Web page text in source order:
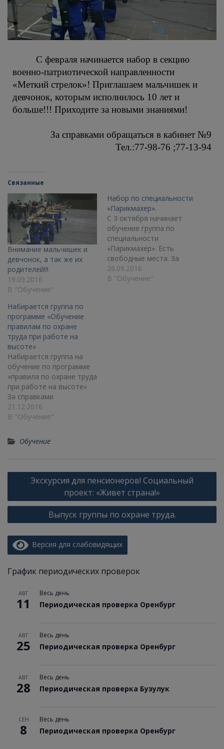
С февраля начинается набор в секцию
военно-патриотической направленности
«Меткий стрелок»! Приглашаем мальчишек и
девчонок, которым исполнилось 10 лет и
больше!!! Приходите за новыми знаниями!
За справками обращаться в кабинет №9
Тел.:77-98-76 ;77-13-94
Связанные
Внимание мальчишек и
девчонок, а так же их
родителей!!!
19.09.2016
В "Обучение"
Набор по специальности
«Парикмахер».
С 3 октября начинает
обучение группа по
специальности
«Парикмахер». Есть
свободные места. За
справками обращаться в
кабинет №9 Тел.:77-98-76
26.09.2016
В "Обучение"
Набирается группа по
программе «Обучение
правилам по охране
труда при работе на
высоте»
Набирается группа на
обучение по программе
«правила по охране труда
при работе на высоте»
За справками
обращаться в кабинет
№9 Тел.:77-98-76 ;77-13-
21.12.2016
В "Обучение"
Обучение
Экскурсия для пенсионеров! Социальный
проект: «Живет страна!»
Выпуск группы по охране труда.
Версия для слабовидящих
График периодических проверок
АВГ
11
Весь день
Периодическая проверка Оренбург
АВГ
25
Весь день
Периодическая проверка Оренбург
АВГ
28
Весь день
Периодическая проверка Бузулук
СЕН
8
Весь день
Периодическая проверка Оренбург